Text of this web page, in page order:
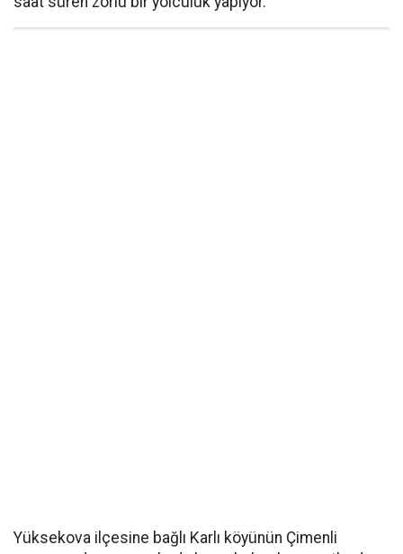
Yüksekova ilçesine bağlı Karlı köyünün Çimenli